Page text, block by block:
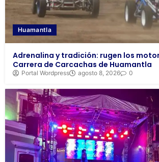
Huamantla
Adrenalina y tradición: rugen los
Carrera de Carcachas de Huamantla
Portal Wordpress agosto 8, 2026 0